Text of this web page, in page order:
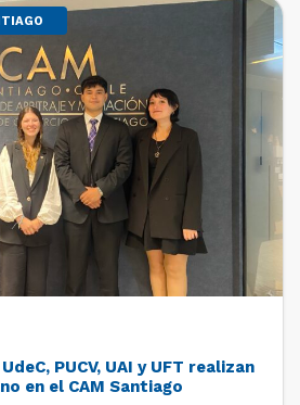
PUCV, UAI y UFT realizan
en el CAM Santiago